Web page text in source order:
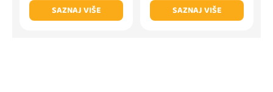
SAZNAJ VIŠE
SAZNAJ VIŠE